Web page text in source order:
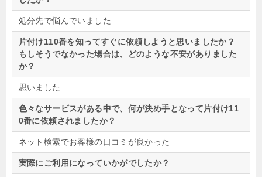
処分先で悩んでいました
片付け110番を知ってすぐに依頼しようと思いましたか？
もしそうでなかった場合は、どのような不安がありました
か？
思いました
色々なサービスがある中で、何が決め手となって片付け11
0番に依頼されましたか？
ネット検索でお客様の口コミが良かった
実際にご利用になっていかがでしたか？